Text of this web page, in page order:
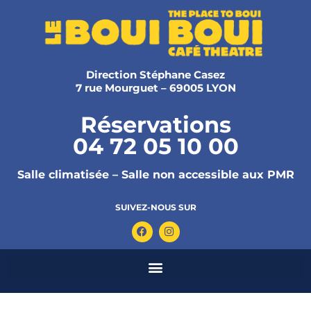
Direction Stéphane Casez
7 rue Mourguet – 69005 LYON
Réservations
04 72 05 10 00
Salle climatisée – Salle non accessible aux PMR
SUIVEZ-NOUS SUR